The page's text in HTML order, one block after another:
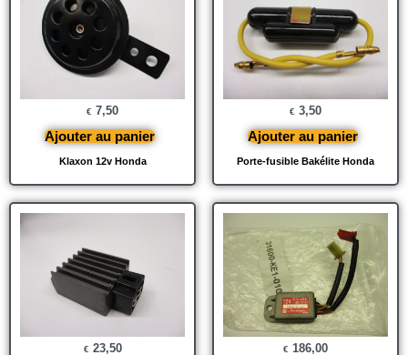
Klaxon 12v Honda
€ 7,50
Ajouter au panier
Porte-fusible Bakélite Honda
€ 3,50
Ajouter au panier
€ 23,50 € 186,00